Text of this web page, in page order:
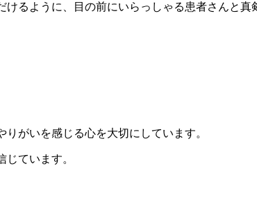
るように、目の前にいらっしゃる患者さんと
がいを感じる心を大切にしています。
ています。